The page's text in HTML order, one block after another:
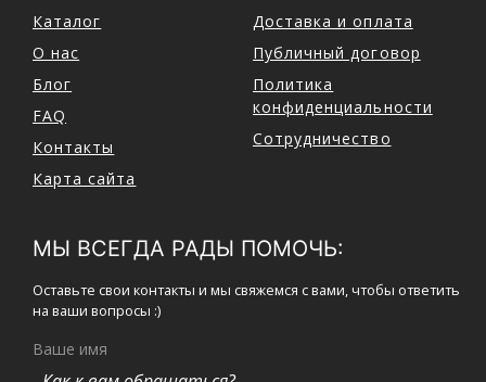
Каталог
О нас
Блог
FAQ
Контакты
Карта сайта
Доставка и оплата
Публичный договор
Политика
конфиденциальности
Сотрудничество
МЫ ВСЕГДА РАДЫ ПОМОЧЬ:
Оставьте свои контакты и мы свяжемся с вами, чтобы ответить
на ваши вопросы :)
Ваше имя